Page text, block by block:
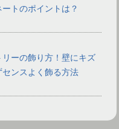
トのポイントは？
リーの飾り方！壁にキズ
センスよく飾る方法